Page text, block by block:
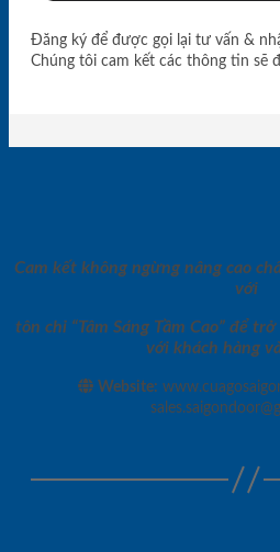
Đăng ký để được gọi lại tư vấn &
Chúng tôi cam kết các thông tin sẽ
Cam kết không ngừng nâng cao
với
tôn chỉ “Tâm Sáng Tầm Cao” để
với khách hàng
Website: